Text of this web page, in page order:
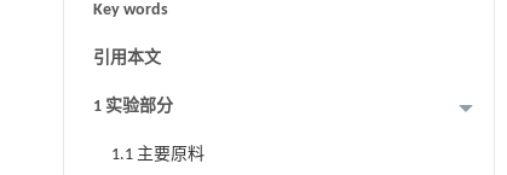
Key words
引用本文
1 实验部分
1.1 主要原料